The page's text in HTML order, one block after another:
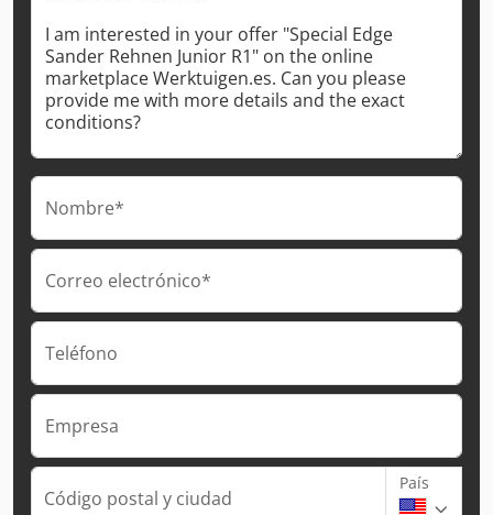
Nombre*
Correo electrónico*
Teléfono
Empresa
Código postal y ciudad
País